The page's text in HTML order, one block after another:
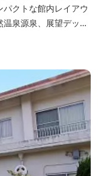
クトな館内レイアウ
温泉源泉、展望デッ
トリートホテル。